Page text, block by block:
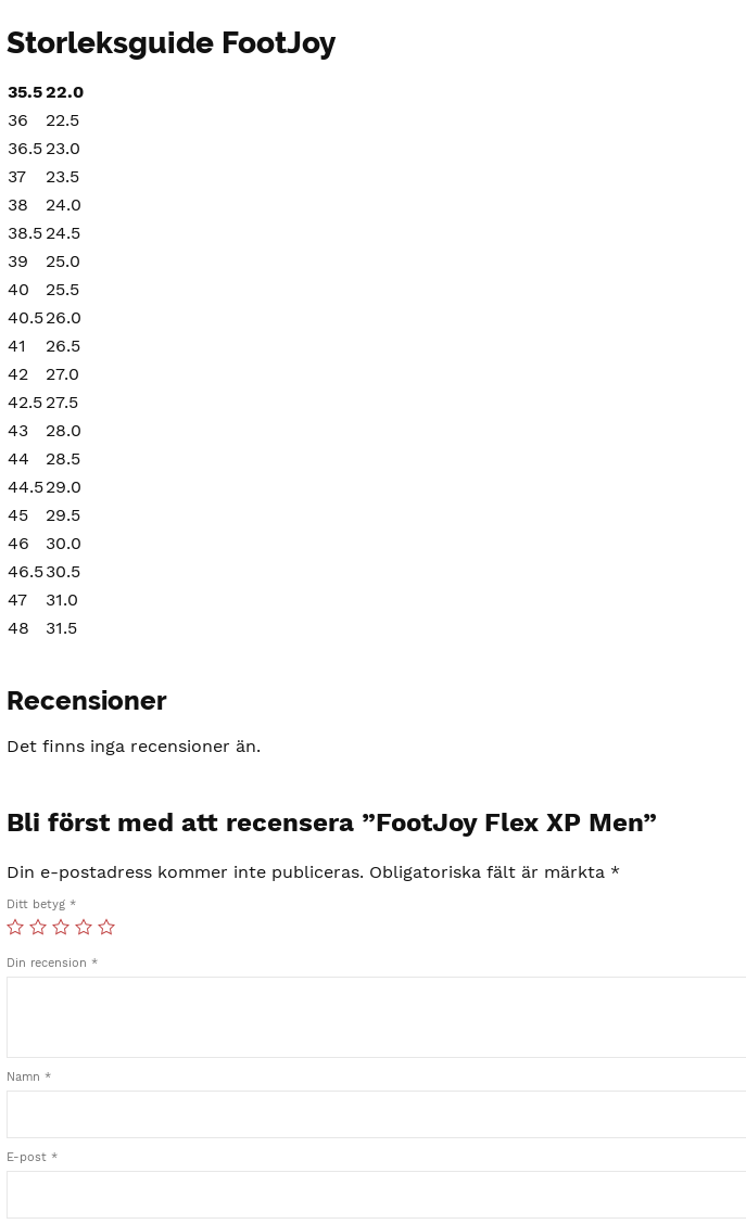
Storleksguide FootJoy
35.522.0
36
22.5
36.5 23.0
37
23.5
38
24.0
38.5 24.5
39
25.0
40
25.5
40.526.0
41
26.5
42
27.0
42.5 27.5
43
28.0
44
28.5
44.529.0
45
29.5
46
30.0
46.530.5
47
31.0
48
31.5
Recensioner
Det finns inga recensioner än.
Bli först med att recensera ”FootJoy Flex XP Men”
Din e-postadress kommer inte publiceras. Obligatoriska fält är märkta *
Ditt betyg *
Din recension *
Namn *
E-post *